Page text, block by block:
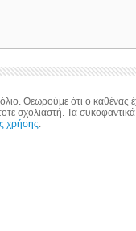
Θεωρούμε ότι ο καθένας
σχολιαστή. Τα
χρήσης